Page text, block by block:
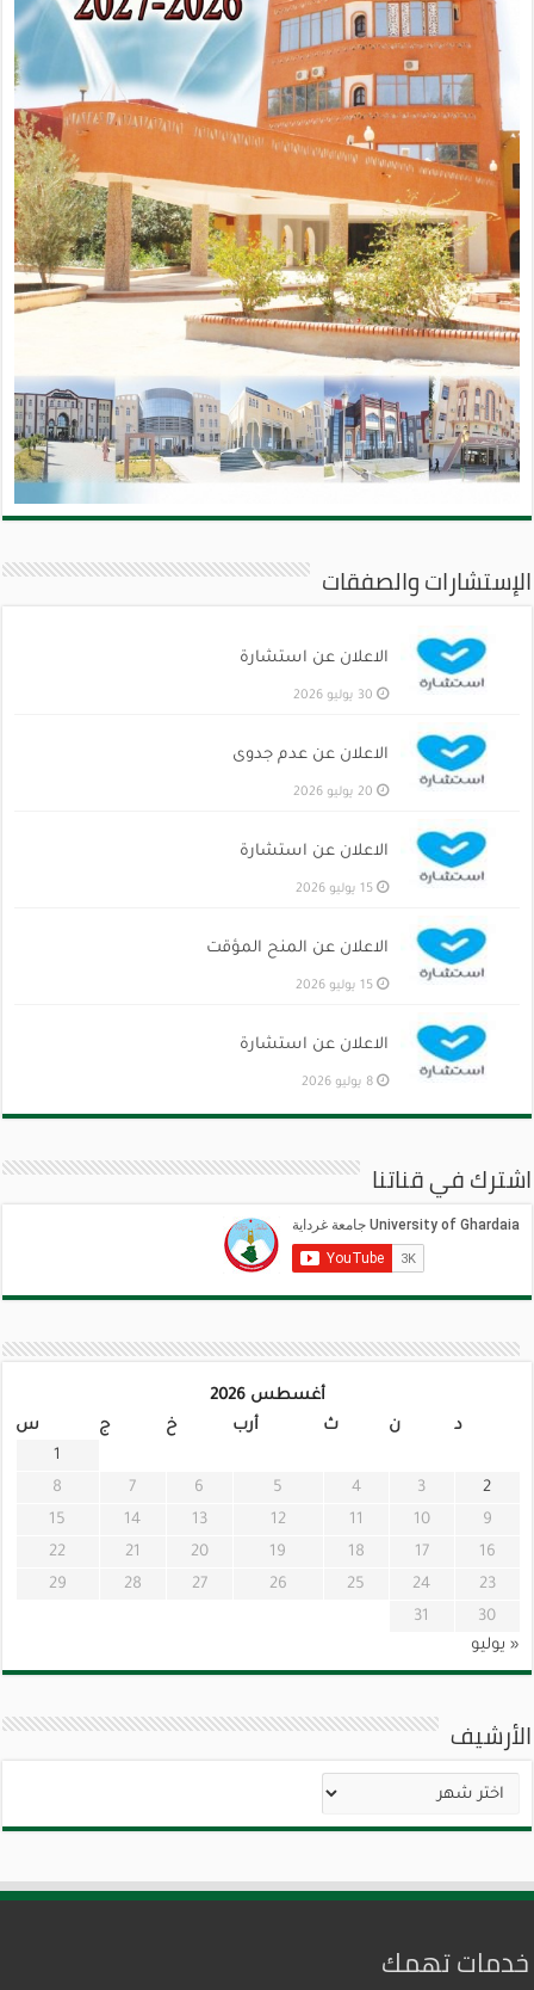
الإستشارات والصفقات
الاعلان عن استشارة
30 يوليو 2026
الاعلان عن عدم جدوى
20 يوليو 2026
الاعلان عن استشارة
15 يوليو 2026
الاعلان عن المنح المؤقت
15 يوليو 2026
الاعلان عن استشارة
8 يوليو 2026
اشترك في قناتنا
أغسطس 2026
د
ن ث أرب خ ج
س
1
2
3
4
5
6
7
8
9
10
11
12
13
14
15
16
17
18
19
20
21
22
23
24
25
26
27
28
29
30
31
« يوليو
الأرشيف
الأرشيف
خدمات تهمك